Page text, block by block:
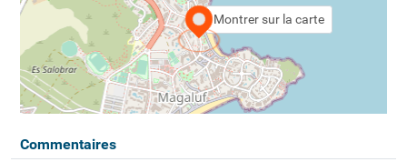
Montrer sur la carte
Commentaires